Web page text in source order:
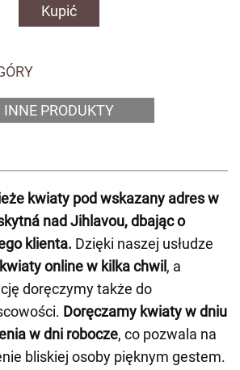
Kupić
INNE PRODUKTY
kwiaty pod wskazany adres w
nad Jihlavou, dbając o
klienta. Dzięki naszej usłudze
online w kilka chwil , a
doręczymy także do
Doręczamy kwiaty w dniu
w dni robocze, co pozwala na
bliskiej osoby pięknym gestem.